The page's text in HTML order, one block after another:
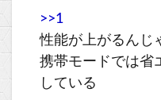
>>1
性能が上がるんじ
携帯モードでは省
している